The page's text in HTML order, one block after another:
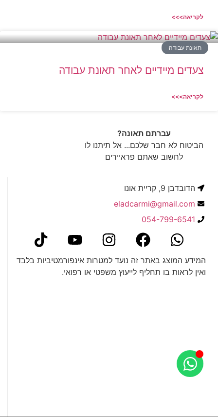
לקריאה>>>
תאונת עבודה
צעדים מיידיים לאחר תאונת עבודה
לקריאה>>>
עברתם תאונה?
הביטוח לא חבר שלכם... אל תיתנו לו
לחשוב שאתם פראיירים
הדובדבן 9, קריית אונו
eladcarmi@gmail.com
054-799-6541
המידע המוצג באתר זה נועד למטרות אינפורמטיביות בלבד
ואין לראות בו תחליף לייעוץ משפטי או רפואי.